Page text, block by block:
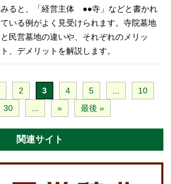
みると、「経営主体 ●●寺」などと書かれ
ている例がよく見受けられます。寺院墓地
と民営墓地の違いや、それぞれのメリッ
ト、デメリットを解説します。
2 3 4 5
10
30 » 最後 »
関連サイト